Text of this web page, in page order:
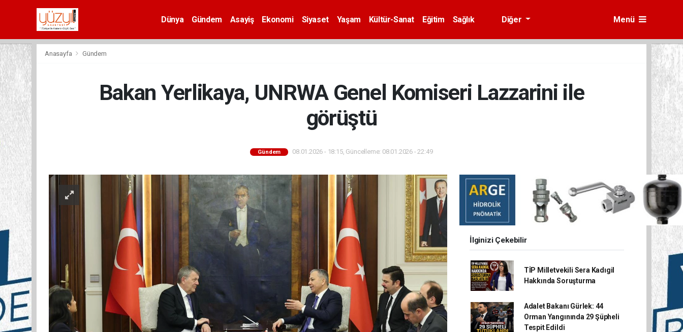
Dünya Gündem Asayiş Ekonomi Siyaset Yaşam Kültür-Sanat Eğitim
Sağlık
Diğer Menü
Anasayfa Gündem
Bakan Yerlikaya, UNRWA Genel Komiseri Lazzarini ile
görüştü
Gündem 08.01.2026 - 18:15, Güncelleme: 08.01.2026 - 22:49
İlginizi Çekebilir
TİP Milletvekili Sera Kadıgil
Hakkında Soruşturma
Adalet Bakanı Gürlek: 44
Orman Yangınında 29 Şüpheli
Tespit Edildi